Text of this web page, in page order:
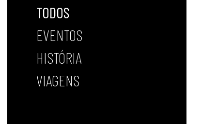
TODOS
EVENTOS
HISTÓRIA
VIAGENS